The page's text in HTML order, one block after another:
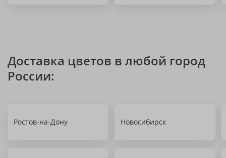
Доставка цветов в любой город
России:
Ростов-на-Дону Новосибирск